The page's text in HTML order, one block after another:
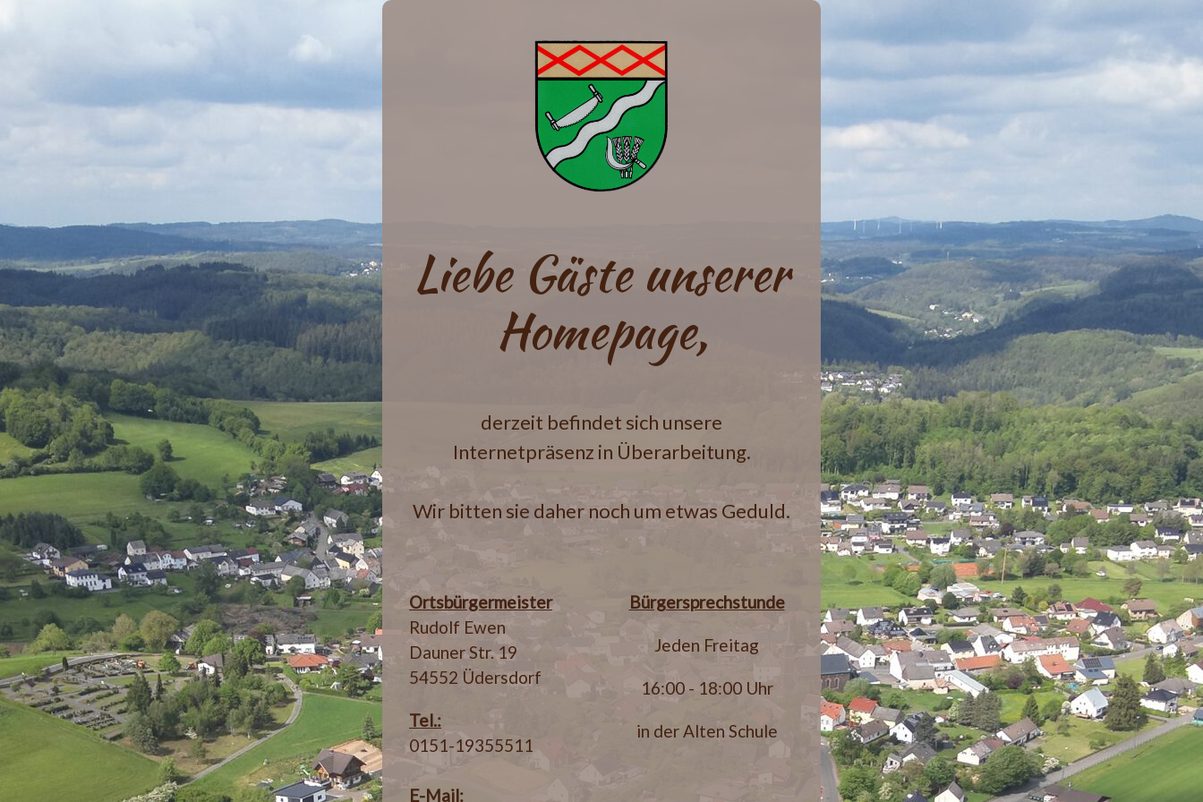
Liebe Gäste unserer
Homepage,
derzeit befindet sich unsere
Internetpräsenz in Überarbeitung.
Wir bitten sie daher noch um etwas Geduld.
Ortsbürgermeister
Rudolf Ewen
Dauner Str. 19
54552 Üdersdorf
Tel.:
0151-19355511
E-Mail:
Bürgersprechstunde
Jeden Freitag
16:00 - 18:00 Uhr
in der Alten Schule